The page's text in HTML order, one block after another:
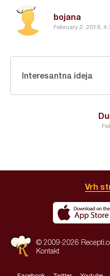
bojana
February 2, 2016,
Interesantna ideja
Vrh
© 2009-2026
Kontakt